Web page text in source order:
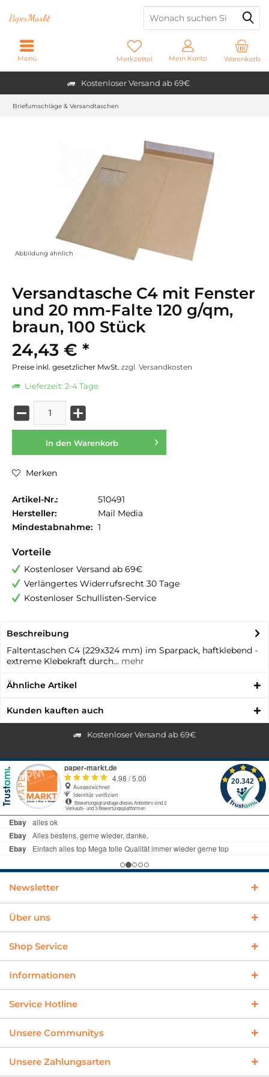
Kostenloser Versand ab 69€
PaperMarkt
Warenkorb
Merkzettel Mein Konto
Menü
Briefumschläge & Versandtaschen
Abbildung ähnlich
Versandtasche C4 mit Fenster
und 20 mm-Falte 120 g/qm,
braun, 100 Stück
24,43 € *
Preise inkl. gesetzlicher MwSt. zzgl. Versandkosten
Lieferzeit: 2-4 Tage
In den Warenkorb
Merken
Artikel-Nr.:
510491
Hersteller:
Mail Media
Mindestabnahme: 1
Vorteile
Kostenloser Versand ab 69€
Verlängertes Widerrufsrecht 30 Tage
Kostenloser Schullisten-Service
Beschreibung
Faltentaschen C4 (229x324 mm) im Sparpack, haftklebend -
extreme Klebekraft durch... mehr
Ähnliche Artikel
Kunden kauften auch
Kostenloser Versand ab 69€
Newsletter
Über uns
Shop Service
Informationen
Service Hotline
Unsere Communitys
Unsere Zahlungsarten